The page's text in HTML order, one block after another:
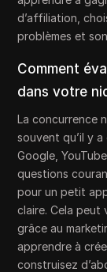
d’affiliation,
problèmes et
Comment
dans votre
La concurrence
souvent qu’il y a
Google,
questions
pour un petit
claire. Cela peut
grâce au
apprendre à
construisez